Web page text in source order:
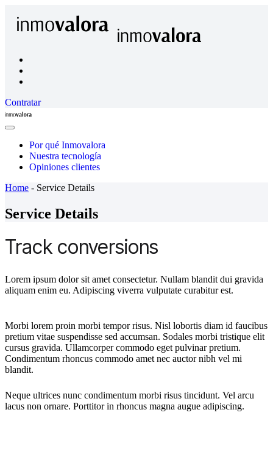
Contratar
Inmovalora
Close
Por qué Inmovalora
Nuestra tecnología
Opiniones clientes
Home - Service Details
Service Details
Track conversions
Lorem ipsum dolor sit amet consectetur. Nullam blandit dui gravida
aliquam enim eu. Adipiscing viverra vulputate curabitur est.
Morbi lorem proin morbi tempor risus. Nisl lobortis diam id faucibus
pretium vitae suspendisse sed accumsan. Sodales morbi tristique elit
cursus gravida. Ullamcorper commodo eget pulvinar pretium.
Condimentum rhoncus commodo amet nec auctor nibh vel mi
blandit.
Neque ultrices nunc condimentum morbi risus tincidunt. Vel arcu
lacus non ornare. Porttitor in rhoncus magna augue adipiscing.